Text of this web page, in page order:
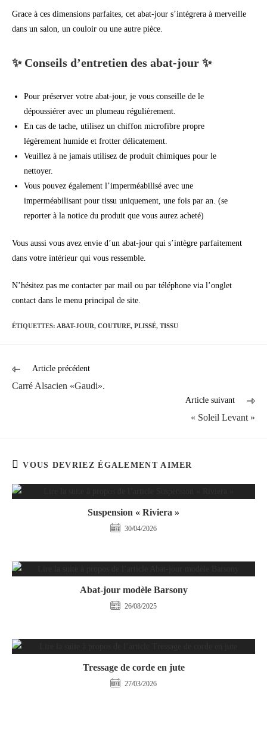
Grace à ces dimensions parfaites, cet abat-jour s’intégrera à merveille
dans un salon, un couloir ou une autre pièce.
✨ Conseils d’entretien des abat-jour ✨
Pour préserver votre abat-jour, je vous conseille de le
dépoussiérer avec un plumeau régulièrement.
En cas de tache, utilisez un chiffon microfibre propre
légèrement humide et frotter délicatement.
Veuillez à ne jamais utilisez de produit chimiques pour le
nettoyer.
Vous pouvez également l’imperméabilisé avec une
imperméabilisant pour tissu uniquement, une fois par an. (se
reporter à la notice du produit que vous aurez acheté)
Vous aussi vous avez envie d’un abat-jour qui s’intègre parfaitement
dans votre intérieur qui vous ressemble.
N’hésitez pas me contacter par mail ou par téléphone via l’onglet
contact dans le menu principal de site.
ÉTIQUETTES: ABAT-JOUR, COUTURE, PLISSÉ, TISSU
Article précédent
Carré Alsacien «Gaudi».
Article suivant
« Soleil Levant »
VOUS DEVRIEZ ÉGALEMENT AIMER
Suspension « Riviera »
30/04/2026
Abat-jour modèle Barsony
26/08/2025
Tressage de corde en jute
27/03/2026